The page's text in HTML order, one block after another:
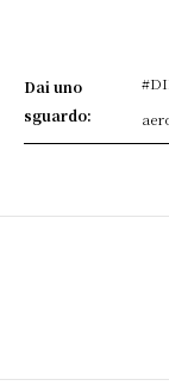
Dai uno
sguardo: